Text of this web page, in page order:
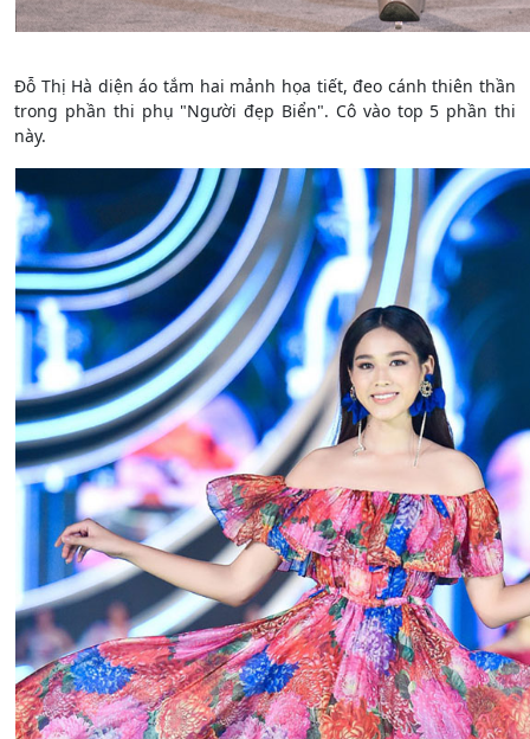
Đỗ Thị Hà diện áo tắm hai mảnh họa tiết, đeo cánh thiên thần
trong phần thi phụ "Người đẹp Biển". Cô vào top 5 phần thi
này.